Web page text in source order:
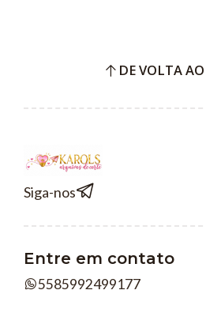
DE VOLTA
Siga-nos
Entre em contato
5585992499177